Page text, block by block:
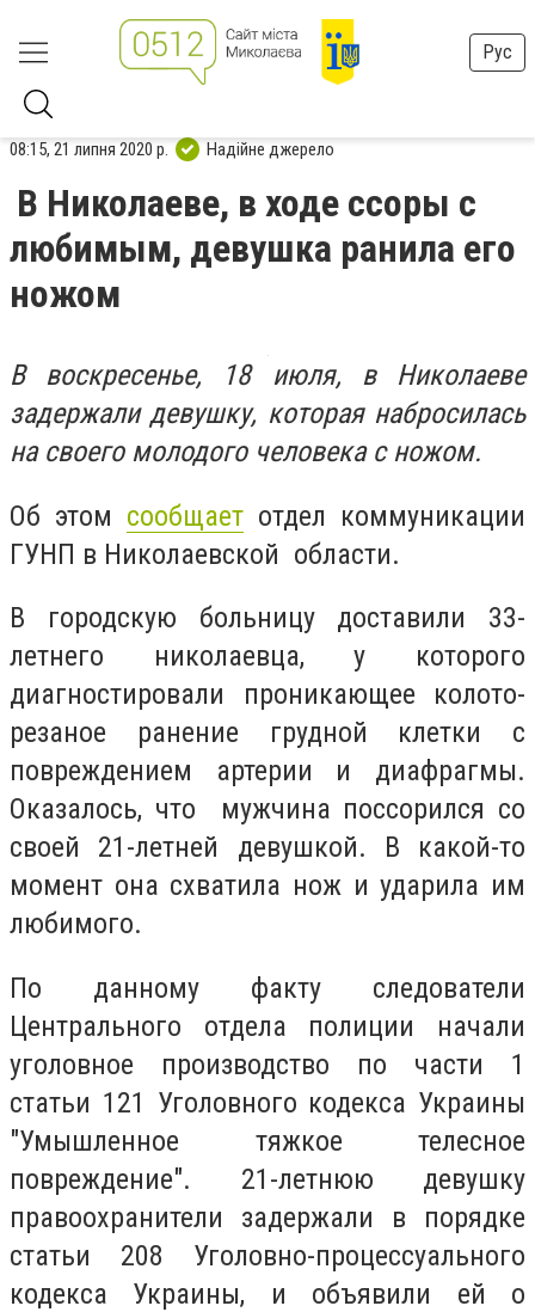
Рус
08:15, 21 липня 2020 р. Надійне джерело
В Николаеве, в ходе ссоры с
любимым, девушка ранила его
ножом
В воскресенье, 18 июля, в Николаеве
задержали девушку, которая набросилась
на своего молодого человека с ножом.
Об этом сообщает отдел коммуникации
ГУНП в Николаевской области.
В городскую больницу доставили 33-
летнего николаевца, у которого
диагностировали проникающее колото-
резаное ранение грудной клетки с
повреждением артерии и диафрагмы.
Оказалось, что мужчина поссорился со
своей 21-летней девушкой. В какой-то
момент она схватила нож и ударила им
любимого.
По данному факту следователи
Центрального отдела полиции начали
уголовное производство по части 1
статьи 121 Уголовного кодекса Украины
"Умышленное тяжкое телесное
повреждение". 21-летнюю девушку
правоохранители задержали в порядке
статьи 208 Уголовно-процессуального
кодекса Украины, и объявили ей о